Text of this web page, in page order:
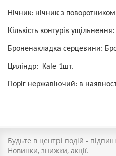
Нічник: нічник з поворотником
Кількість контурів
Броненакладка серцевини:
Циліндр: Kale 1шт.
Поріг нержавіючий: в
Будьте в центрі подій -
Новинки, знижки, акції.